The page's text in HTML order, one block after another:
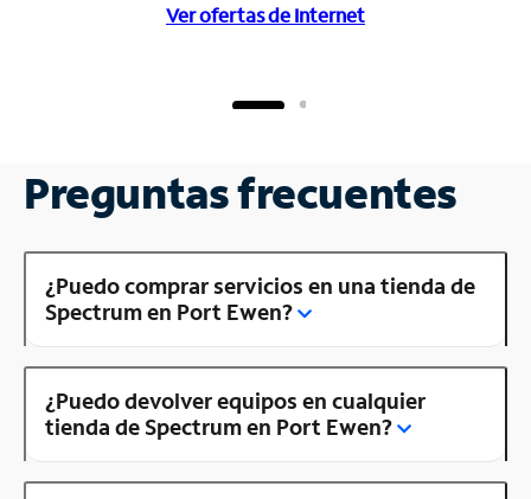
Ver ofertas de Internet
Preguntas frecuentes
¿Puedo comprar servicios en una tienda de
Spectrum en Port Ewen?
¿Puedo devolver equipos en cualquier
tienda de Spectrum en Port Ewen?